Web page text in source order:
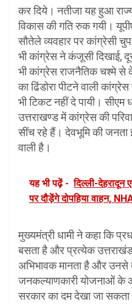
कर दिये। नतीजा यह हुआ
विकास की गति रुक गयी।
सौतेले व्यवहार पर कांग्रेसी
भी कांग्रेस ने कंजूसी दिखाई,
भी कांग्रेस राजनैतिक चश्मे से
का ढिंडोरा पीटने वाली
भी टिकट नहीं दे पायी। सीएम
उत्तराखण्ड में कांग्रेस की
सींच रहे हैं। देवभूमि की जनता
वाली है।
यह भी पढ़ें - दिल्ली-देहरादून
पर दौड़ेंगे दोपहिया वाहन,
मुख्यमंत्री धामी ने कहा कि
बसता है और प्रत्येक
अभिभावक मानता है और उनसे
जनकल्याणकारी योजनाओं के
सरकार का दम देखा जा सकता